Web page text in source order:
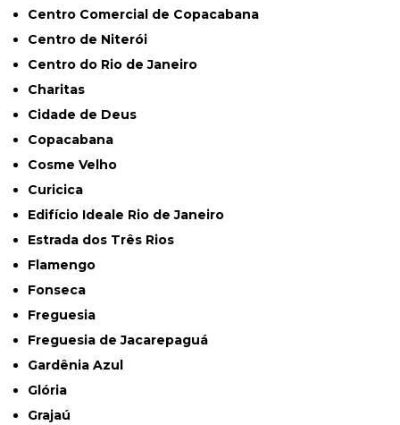
Centro Comercial de Copacabana
Centro de Niterói
Centro do Rio de Janeiro
Charitas
Cidade de Deus
Copacabana
Cosme Velho
Curicica
Edifício Ideale Rio de Janeiro
Estrada dos Três Rios
Flamengo
Fonseca
Freguesia
Freguesia de Jacarepaguá
Gardênia Azul
Glória
Grajaú